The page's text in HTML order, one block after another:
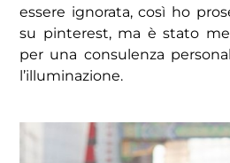
essere ignorata, così ho
su pinterest, ma è stato
per una consulenza
l’illuminazione.